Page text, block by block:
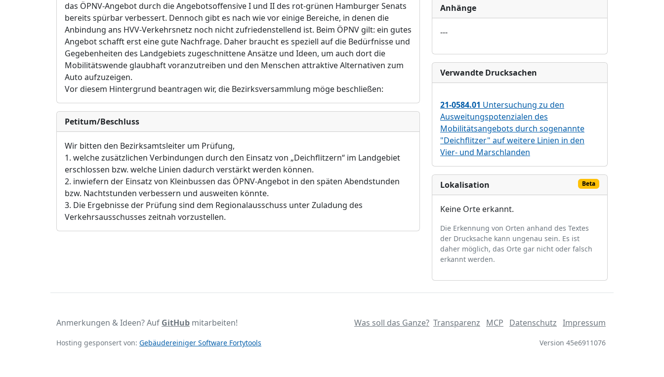
das ÖPNV-Angebot durch die Angebotsoffensive I und II des rot-grünen Hamburger Senats
bereits spürbar verbessert. Dennoch gibt es nach wie vor einige Bereiche, in denen die
Anbindung ans HVV-Verkehrsnetz noch nicht zufriedenstellend ist. Beim ÖPNV gilt: ein gutes
Angebot schafft erst eine gute Nachfrage. Daher braucht es speziell auf die Bedürfnisse und
Gegebenheiten des Landgebiets zugeschnittene Ansätze und Ideen, um auch dort die
Mobilitätswende glaubhaft voranzutreiben und den Menschen attraktive Alternativen zum
Auto aufzuzeigen.
Vor diesem Hintergrund beantragen wir, die Bezirksversammlung möge beschließen:
Petitum/Beschluss
Wir bitten den Bezirksamtsleiter um Prüfung,
1. welche zusätzlichen Verbindungen durch den Einsatz von „Deichflitzern“ im Landgebiet
erschlossen bzw. welche Linien dadurch verstärkt werden können.
2. inwiefern der Einsatz von Kleinbussen das ÖPNV-Angebot in den späten Abendstunden
bzw. Nachtstunden verbessern und ausweiten könnte.
3. Die Ergebnisse der Prüfung sind dem Regionalausschuss unter Zuladung des
Verkehrsausschusses zeitnah vorzustellen.
Anhänge
---
Verwandte Drucksachen
21-0584.01 Untersuchung zu den
Ausweitungspotenzialen des
Mobilitätsangebots durch sogenannte
"Deichflitzer" auf weitere Linien in den
Vier- und Marschlanden
Lokalisation Beta
Keine Orte erkannt.
Die Erkennung von Orten anhand des Textes
der Drucksache kann ungenau sein. Es ist
daher möglich, das Orte gar nicht oder falsch
erkannt werden.
Was soll das Ganze? Transparenz MCP Datenschutz Impressum
Version 45e6911076
Anmerkungen & Ideen? Auf GitHub mitarbeiten!
Hosting gesponsert von: Gebäudereiniger Software Fortytools